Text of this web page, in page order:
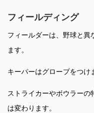
フィールディング
フィールダーは、野球と異
ます。
キーパーはグローブをつけ
ストライカーやボウラーの
は変わります。